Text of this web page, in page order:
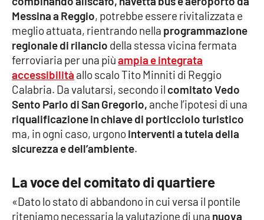
Catanzaro
Crotone
Vibo Valentia
Reggio Calabria
Cosenza
Lamezia Terme
Messina a Reggio, potrebbe essere rivitalizzata e
meglio attuata, rientrando nella programmazione
regionale di rilancio della stessa vicina fermata
ferroviaria per una piùampia e integrata
accessibilità allo scalo Tito Minniti di Reggio
Calabria. Da valutarsi, secondo il comitato Vedo
Sento Parlo di San Gregorio, anche l’ipotesi di una
riqualificazione in chiave di porticciolo turistico
ma, in ogni caso, urgonointerventi a tutela della
sicurezza e dell’ambiente.
La voce del comitato di quartiere
«Dato lo stato di abbandono in cui versa il pontile
riteniamo necessaria la valutazione di una nuova